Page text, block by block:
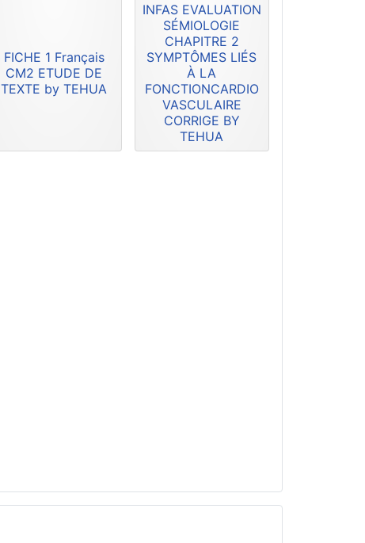
FICHE 1 Français
CM2 ETUDE DE
TEXTE by TEHUA
INFAS EVALUATION
SÉMIOLOGIE
CHAPITRE 2
SYMPTÔMES LIÉS
À LA
FONCTIONCARDIO
VASCULAIRE
CORRIGE BY
TEHUA